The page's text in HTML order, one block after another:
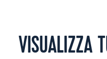
VISUALIZZA